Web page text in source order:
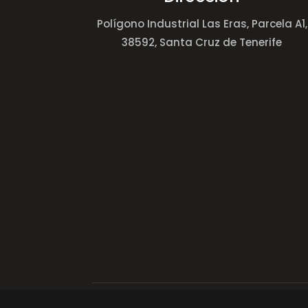
Polígono Industrial Las Eras, Parcela A1,
38592, Santa Cruz de Tenerife